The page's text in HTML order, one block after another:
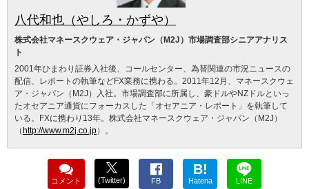
八代和也（やしろ・かずや）
株式会社マネースクウェア・ジャパン（M2J）市場調査部シニアアナリス
ト
2001年ひまわり証券入社後、コールセンター、為替関連の市況ニュースの
配信、レポートの執筆などFX業務に携わる。2011年12月、マネースクウェ
ア・ジャパン（M2J）入社。市場調査部に所属し、豪ドルやNZドルといっ
たオセアニア通貨にフォーカスした「オセアニア・レポート」を執筆して
いる。FXに携わり13年。株式会社マネースクウェア・ジャパン（M2J）
（ http://www.m2j.co.jp）。
コメント (Twitter) FB
B!
Hatena LINE